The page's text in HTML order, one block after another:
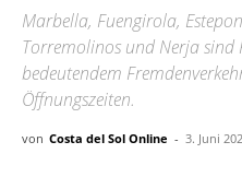
Marbella, Fuengirola,
Torremolinos und Nerja sind
bedeutendem
Öffnungszeiten.
von Costa del Sol Online - 3. Juni